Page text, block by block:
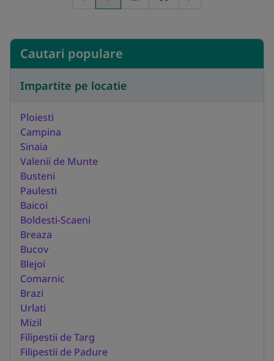
Cautari populare
Impartite pe locatie
Ploiesti
Campina
Sinaia
Valenii de Munte
Busteni
Paulesti
Baicoi
Boldesti-Scaeni
Breaza
Bucov
Blejoi
Comarnic
Brazi
Urlati
Mizil
Filipestii de Targ
Filipestii de Padure